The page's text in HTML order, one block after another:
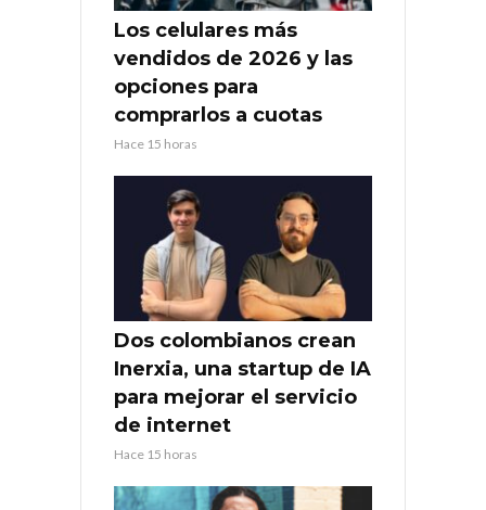
Los celulares más
vendidos de 2026 y las
opciones para
comprarlos a cuotas
Hace 15 horas
Dos colombianos crean
Inerxia, una startup de IA
para mejorar el servicio
de internet
Hace 15 horas